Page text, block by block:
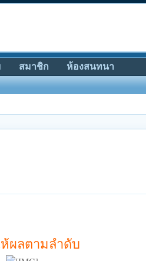
ผลตามลำดับ
สมาชิก ห้องสนทนา